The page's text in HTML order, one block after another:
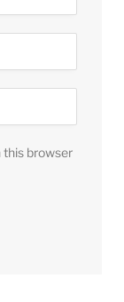
this browser